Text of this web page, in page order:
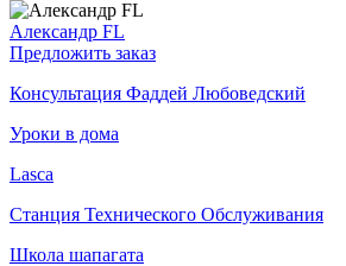
Александр FL
Предложить заказ
Консультация Фаддей Любоведский
Уроки в дома
Lasca
Станция Технического Обслуживания
Школа шапагата